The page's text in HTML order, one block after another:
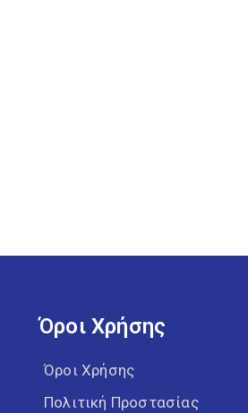
Όροι Χρήσης
Όροι Χρήσης
Πολιτική Προστασίας